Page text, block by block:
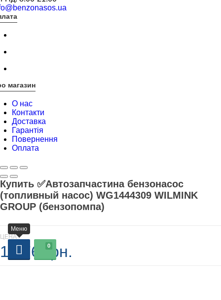
магазин
О нас
Контакти
Доставка
Гарантія
Повернення
Оплата
Купить ✅Автозапчастина бензонасос
(топливный насос) WG1444309 WILMINK
GROUP (бензопомпа)
ЦЕНА
1 376 грн.
Меню
0